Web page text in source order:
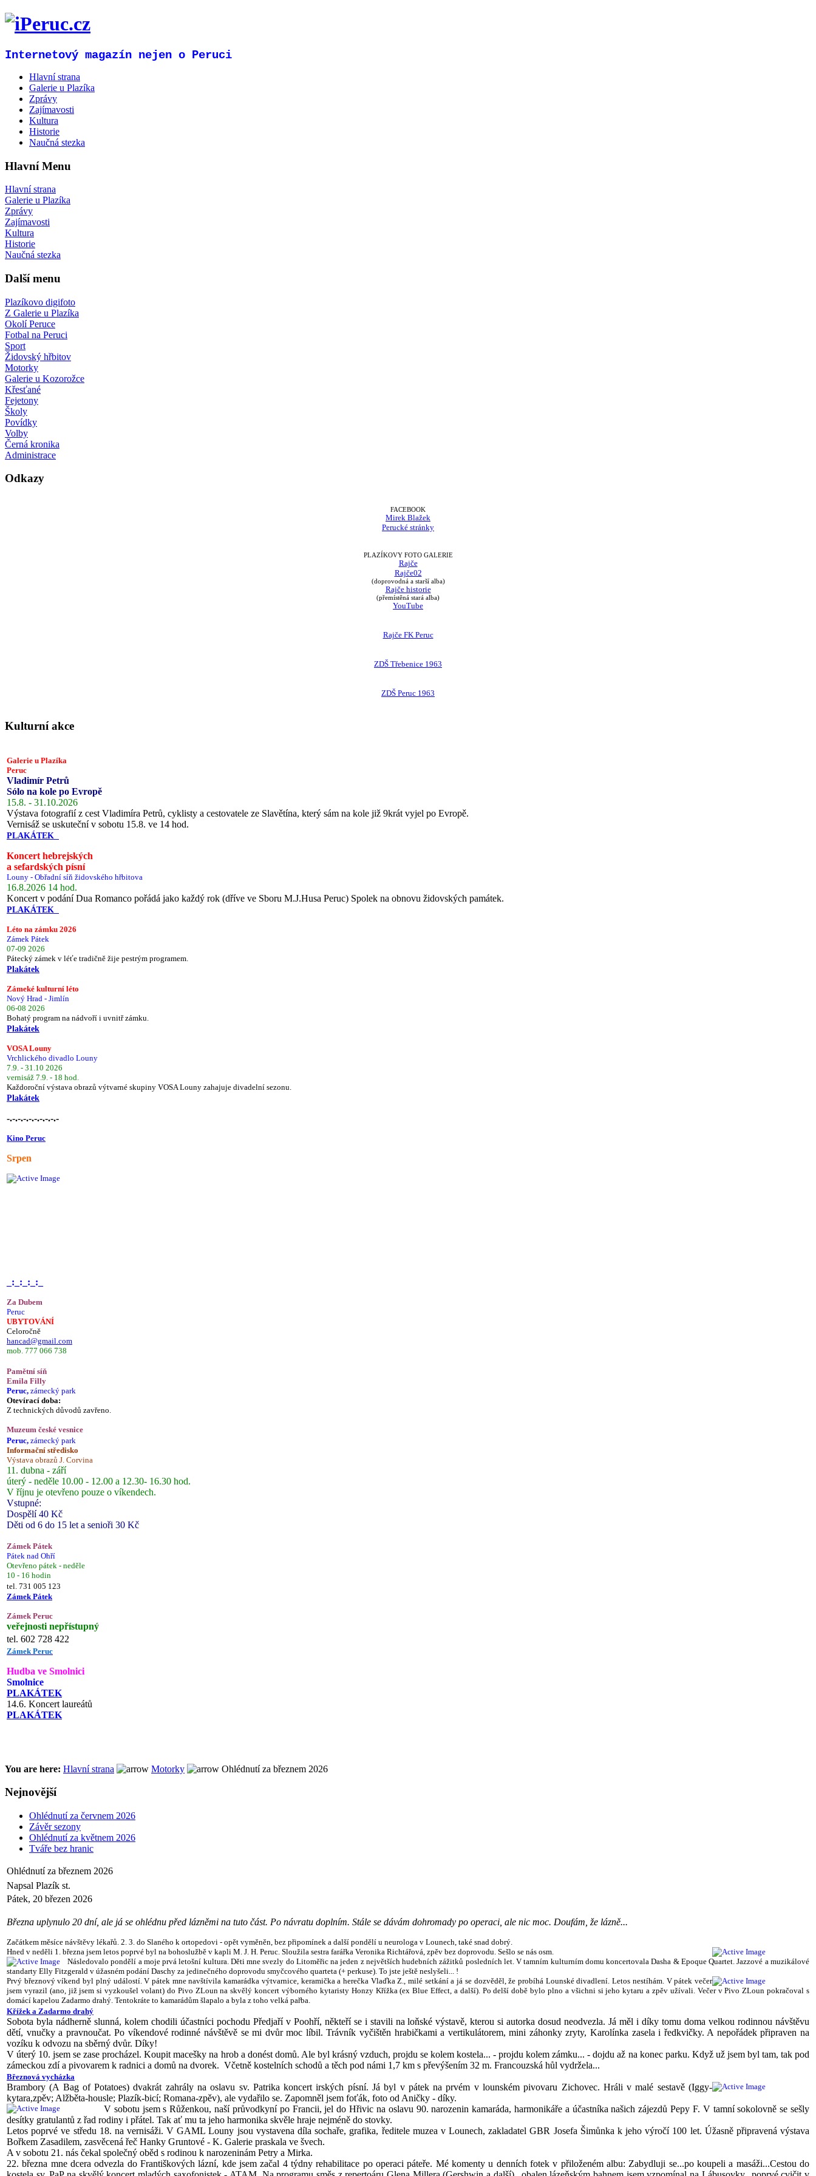
Internetový magazín nejen o Peruci
Hlavní strana
Galerie u Plazíka
Zprávy
Zajímavosti
Kultura
Historie
Naučná stezka
Hlavní Menu
Hlavní strana
Galerie u Plazíka
Zprávy
Zajímavosti
Kultura
Historie
Naučná stezka
Další menu
Plazíkovo digifoto
Z Galerie u Plazíka
Okolí Peruce
Fotbal na Peruci
Sport
Židovský hřbitov
Motorky
Galerie u Kozorožce
Křesťané
Fejetony
Školy
Povídky
Volby
Černá kronika
Administrace
Odkazy
FACEBOOK
Mirek Blažek
Perucké stránky
PLAZÍKOVY FOTO GALERIE
Rajče
Rajče02
(doprovodná a starší alba)
Rajče historie
(přemístěná stará alba)
YouTube
Rajče FK Peruc
ZDŠ Třebenice 1963
ZDŠ Peruc 1963
Kulturní akce
Galerie u Plazíka
Peruc
Vladimír Petrů
Sólo na kole po Evropě
15.8. - 31.10.2026
Výstava fotografií z cest Vladimíra Petrů, cyklisty a cestovatele ze Slavětína, který sám na kole již 9krát vyjel po Evropě.
Vernisáž se uskuteční v sobotu 15.8. ve 14 hod.
PLAKÁTEK
Koncert hebrejských
a sefardských písní
Louny - Obřadní síň židovského hřbitova
16.8.2026 14 hod.
Koncert v podání Dua Romanco pořádá jako každý rok (dříve ve Sboru M.J.Husa Peruc) Spolek na obnovu židovských památek.
PLAKÁTEK
Léto na zámku 2026
Zámek Pátek
07-09 2026
Pátecký zámek v léťe tradičně žije pestrým programem.
Plakátek
Zámeké kulturní léto
Nový Hrad - Jimlín
06-08 2026
Bohatý program na nádvoří i uvnitř zámku.
Plakátek
VOSA Louny
Vrchlického divadlo Louny
7.9. - 31.10 2026
vernisáž 7.9. - 18 hod.
Každoroční výstava obrazů výtvarné skupiny VOSA Louny zahajuje divadelní sezonu.
Plakátek
-.-.-.-.-.-.-.-.-.-
Kino Peruc
Srpen
_:_:_:_:_
Za Dubem
Peruc
UBYTOVÁNÍ
Celoročně
hancad@gmail.com
mob. 777 066 738
Pamětní síň
Emila Filly
Peruc, zámecký park
Otevírací doba:
Z technických důvodů zavřeno.
Muzeum české vesnice
Peruc, zámecký park
Informační středisko
Výstava obrazů J. Corvina
11. dubna - září
úterý - neděle 10.00 - 12.00 a 12.30- 16.30 hod.
V říjnu je otevřeno pouze o víkendech.
Vstupné:
Dospělí 40 Kč
Děti od 6 do 15 let a senioři 30 Kč
Zámek Pátek
Pátek nad Ohří
Otevřeno pátek - neděle
10 - 16 hodin
tel. 731 005 123
Zámek Pátek
Zámek Peruc
veřejnosti nepřístupný
tel. 602 728 422
Zámek Peruc
Hudba ve Smolnici
Smolnice
PLAKÁTEK
14.6. Koncert laureátů
PLAKÁTEK
You are here: Hlavní strana Motorky Ohlédnutí za březnem 2026
Nejnovější
Ohlédnutí za červnem 2026
Závěr sezony
Ohlédnutí za květnem 2026
Tváře bez hranic
Ohlédnutí za březnem 2026
Napsal Plazík st.
Pátek, 20 březen 2026
Března uplynulo 20 dní, ale já se ohlédnu před lázněmi na tuto část. Po návratu doplním. Stále se dávám dohromady po operaci, ale nic moc. Doufám, že lázně...
Začátkem měsíce návštěvy lékařů. 2. 3. do Slaného k ortopedovi - opět vyměněn, bez připomínek a další pondělí u neurologa v Lounech, také snad dobrý.
Hned v neděli 1. března jsem letos poprvé byl na bohoslužbě v kapli M. J. H. Peruc. Sloužila sestra farářka Veronika Richtářová, zpěv bez doprovodu. Sešlo se nás osm.
Následovalo pondělí a moje prvá letošní kultura. Děti mne svezly do Litoměřic na jeden z největších hudebních zážitků posledních let. V tamním kulturním domu koncertovala Dasha & Epoque Quartet. Jazzové a muzikálové
standarty Elly Fitzgerald v úžasném podání Daschy za jedinečného doprovodu smyčcového quarteta (+ perkuse). To jste ještě neslyšeli... !
Prvý březnový víkend byl plný událostí. V pátek mne navštívila kamarádka výtvarnice, keramička a herečka Vlaďka Z., milé setkání a já se dozvěděl, že probíhá Lounské divadlení. Letos nestíhám. V pátek večer
jsem vyrazil (ano, již jsem si vyzkoušel volant) do Pivo ZLoun na skvělý koncert výborného kytaristy Honzy Křížka (ex Blue Effect, a další). Po delší době bylo plno a všichni si jeho kytaru a zpěv užívali. Večer v Pivo ZLoun pokračoval s
domácí kapelou Zadarmo drahý. Tentokráte to kamarádům šlapalo a byla z toho velká pařba.
Křížek a Zadarmo drahý
Sobota byla nádherně slunná, kolem chodili účastníci pochodu Předjaří v Poohří, někteří se i stavili na loňské výstavě, kterou si autorka dosud neodvezla. Já měl i díky tomu doma velkou rodinnou návštěvu
dětí, vnučky a pravnoučat. Po víkendové rodinné návštěvě se mi dvůr moc líbil. Trávník vyčištěn hrabičkami a vertikulátorem, mini záhonky zryty, Karolínka zasela i ředkvičky. A nepořádek připraven na
vozíku k odvozu na sběrný dvůr. Díky!
V úterý 10. jsem se zase procházel. Koupit macešky na hrob a donést domů. Ale byl krásný vzduch, projdu se kolem kostela... - projdu kolem zámku... - dojdu až na konec parku. Když už jsem byl tam, tak pod
zámeckou zdí a pivovarem k radnici a domů na dvorek. Včetně kostelních schodů a těch pod námi 1,7 km s převýšením 32 m. Francouzská hůl vydržela...
Březnová vycházka
Brambory (A Bag of Potatoes) dvakrát zahrály na oslavu sv. Patrika koncert irských písní. Já byl v pátek na prvém v lounském pivovaru Zichovec. Hráli v malé sestavě (Iggy-
kytara,zpěv; Alžběta-housle; Plazík-bicí; Romana-zpěv), ale vydařilo se. Zapomněl jsem foťák, foto od Aničky - díky.
V sobotu jsem s Růženkou, naší průvodkyní po Francii, jel do Hřivic na oslavu 90. narozenin kamaráda, harmonikáře a účastníka našich zájezdů Pepy F. V tamní sokolovně se sešly
desítky gratulantů z řad rodiny i přátel. Tak ať mu ta jeho harmonika skvěle hraje nejméně do stovky.
Letos poprvé ve středu 18. na vernisáži. V GAML Louny jsou vystavena díla sochaře, grafika, ředitele muzea v Lounech, zakladatel GBR Josefa Šimůnka k jeho výročí 100 let. Úžasně připravená výstava
Bořkem Zasadilem, zasvěcená řeč Hanky Gruntové - K. Galerie praskala ve švech.
A v sobotu 21. nás čekal společný oběd s rodinou k narozeninám Petry a Mirka.
22. března mne dcera odvezla do Františkových lázní, kde jsem začal 4 týdny rehabilitace po operaci páteře. Mé komenty u denních fotek v přiloženém albu: Zabydluji se...po koupeli a masáži...Cestou do